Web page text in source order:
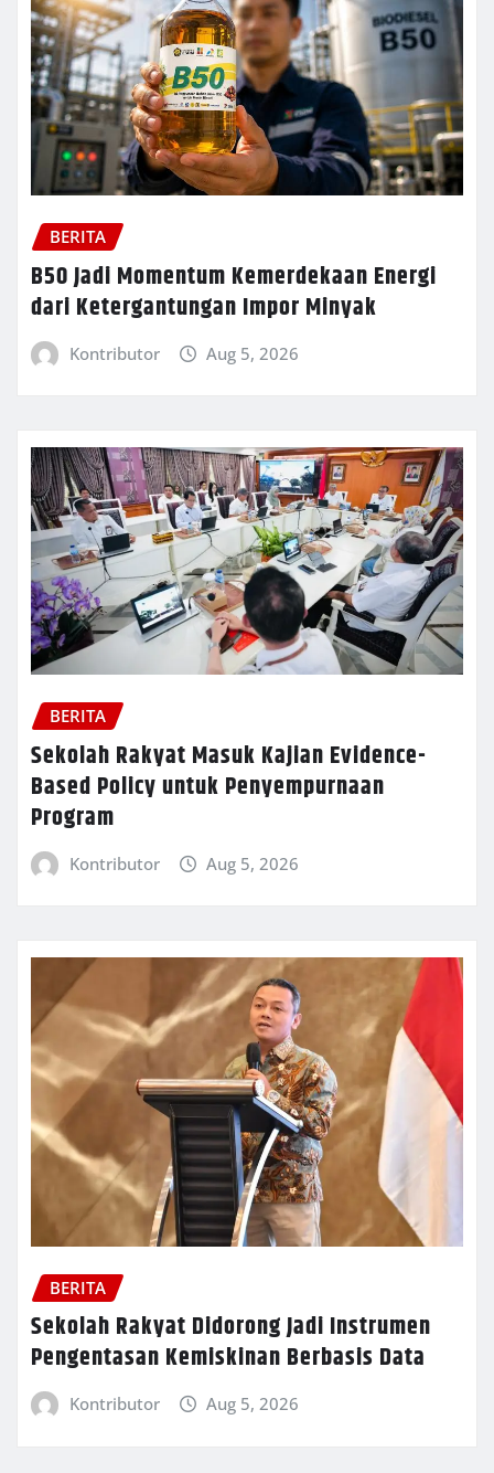
BERITA
B50 Jadi Momentum Kemerdekaan Energi
dari Ketergantungan Impor Minyak
Kontributor Aug 5, 2026
BERITA
Sekolah Rakyat Masuk Kajian Evidence-
Based Policy untuk Penyempurnaan
Program
Kontributor Aug 5, 2026
BERITA
Sekolah Rakyat Didorong Jadi Instrumen
Pengentasan Kemiskinan Berbasis Data
Kontributor Aug 5, 2026